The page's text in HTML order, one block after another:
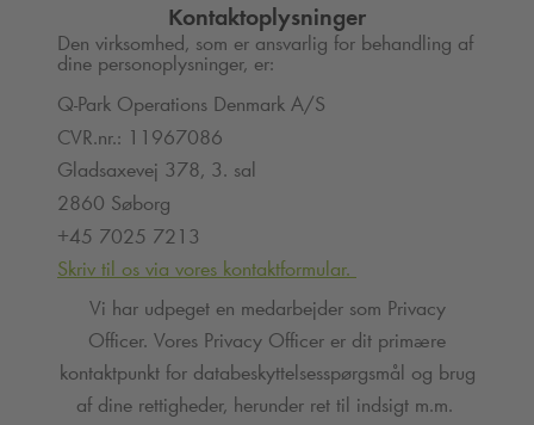
Kontaktoplysninger
Den virksomhed, som er ansvarlig for behandling af
dine personoplysninger, er:
Q-Park Operations Denmark A/S
CVR.nr.: 11967086
Gladsaxevej 378, 3. sal
2860 Søborg
+45 7025 7213
Skriv til os via vores kontaktformular.
Vi har udpeget en medarbejder som Privacy
Officer. Vores Privacy Officer er dit primære
kontaktpunkt for databeskyttelsesspørgsmål og brug
af dine rettigheder, herunder ret til indsigt m.m.